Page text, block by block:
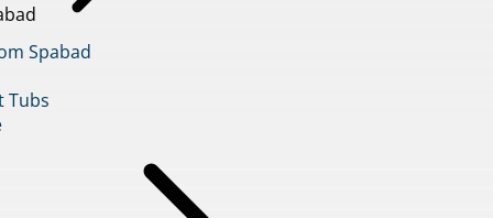
Spabad
Tubs